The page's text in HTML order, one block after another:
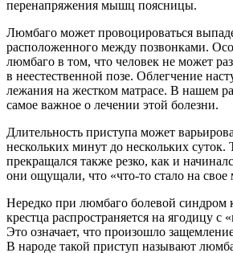
перенапряжения мышц поясницы.
Люмбаго может провоцироваться
расположенного между позвонками.
люмбаго в том, что человек не может
в неестественной позе. Облегчение
лежания на жестком матрасе. В нашем
самое важное о лечении этой болезни.
Длительность приступа может
нескольких минут до нескольких суток.
прекращался также резко, как и
они ощущали, что «что-то стало на свое
Нередко при люмбаго болевой синдром
крестца распространяется на ягодицу с
Это означает, что произошло
В народе такой приступ называют